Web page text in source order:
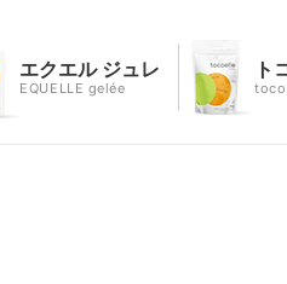
エクエル ジュレ
EQUELLE gelée
ト